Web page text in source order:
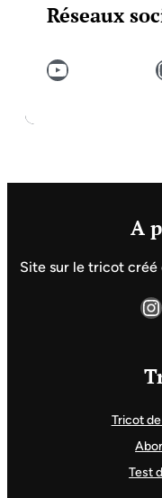
Réseaux
YouTube
A
Site sur le tricot créé
Instagram
Tricot
Test